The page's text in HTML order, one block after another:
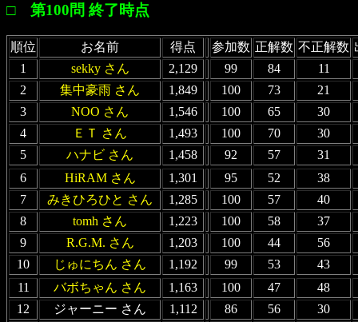
□ 第100問 終了時点
順位 お名前 得点 参加数 正解数 不正解数
1
sekky さん 2,129 99 84
11
2
集中豪雨 さん 1,849 100 73
21
3
NOO さん 1,546 100 65
30
4
ＥＴ さん 1,493 100 70
30
5
ハナビ さん 1,458 92 57
31
6
HiRAM さん 1,301 95 52
38
7
みきひろひと さん 1,285 100 57
40
8
tomh さん 1,223 100 58
37
9
R.G.M. さん 1,203 100 44
56
10
じゅにちん さん 1,192 99 53
43
11
バボちゃん さん 1,163 100 47
48
12
ジャーニー さん 1,112 86 56
30